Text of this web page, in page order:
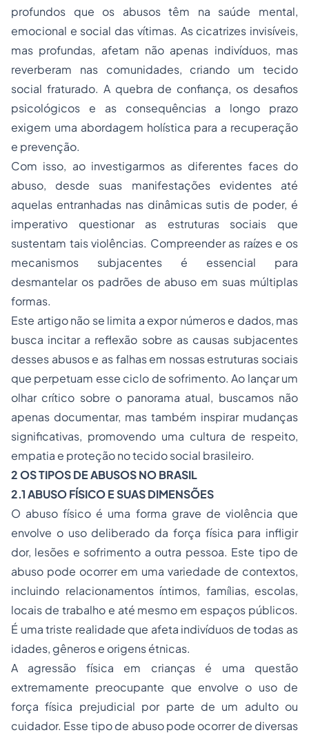
profundos que os abusos têm na saúde mental,
emocional e social das vítimas. As cicatrizes invisíveis,
mas profundas, afetam não apenas indivíduos, mas
reverberam nas comunidades, criando um tecido
social fraturado. A quebra de confiança, os desafios
psicológicos e as consequências a longo prazo
exigem uma abordagem holística para a recuperação
e prevenção.
Com isso, ao investigarmos as diferentes faces do
abuso, desde suas manifestações evidentes até
aquelas entranhadas nas dinâmicas sutis de poder, é
imperativo questionar as estruturas sociais que
sustentam tais violências. Compreender as raízes e os
mecanismos subjacentes é essencial para
desmantelar os padrões de abuso em suas múltiplas
formas.
Este artigo não se limita a expor números e dados, mas
busca incitar a reflexão sobre as causas subjacentes
desses abusos e as falhas em nossas estruturas sociais
que perpetuam esse ciclo de sofrimento. Ao lançar um
olhar crítico sobre o panorama atual, buscamos não
apenas documentar, mas também inspirar mudanças
significativas, promovendo uma cultura de respeito,
empatia e proteção no tecido social brasileiro.
2 OS TIPOS DE ABUSOS NO BRASIL
2.1 ABUSO FÍSICO E SUAS DIMENSÕES
O abuso físico é uma forma grave de violência que
envolve o uso deliberado da força física para infligir
dor, lesões e sofrimento a outra pessoa. Este tipo de
abuso pode ocorrer em uma variedade de contextos,
incluindo relacionamentos íntimos, famílias, escolas,
locais de trabalho e até mesmo em espaços públicos.
É uma triste realidade que afeta indivíduos de todas as
idades, gêneros e origens étnicas.
A agressão física em crianças é uma questão
extremamente preocupante que envolve o uso de
força física prejudicial por parte de um adulto ou
cuidador. Esse tipo de abuso pode ocorrer de diversas